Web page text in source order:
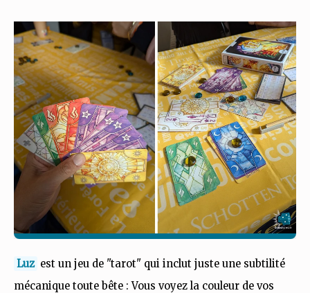
Luz est un jeu de "tarot" qui inclut juste une subtilité
mécanique toute bête : Vous voyez la couleur de vos